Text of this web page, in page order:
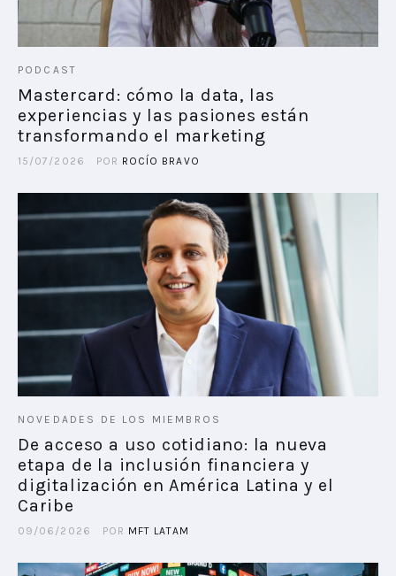
PODCAST
Mastercard: cómo la data, las
experiencias y las pasiones están
transformando el marketing
15/07/2026 POR ROCÍO BRAVO
NOVEDADES DE LOS MIEMBROS
De acceso a uso cotidiano: la nueva
etapa de la inclusión financiera y
digitalización en América Latina y el
Caribe
09/06/2026 POR MFT LATAM